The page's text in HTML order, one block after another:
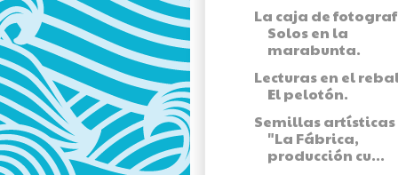
La caja de
Solos en la
marabunta.
Lecturas en el
El pelotón.
Semillas artísticas
"La Fábrica,
producción cu...